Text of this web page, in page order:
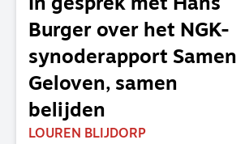
In gesprek met Hans
Burger over het NGK-
synoderapport Samen
Geloven, samen
belijden
LOUREN BLIJDORP